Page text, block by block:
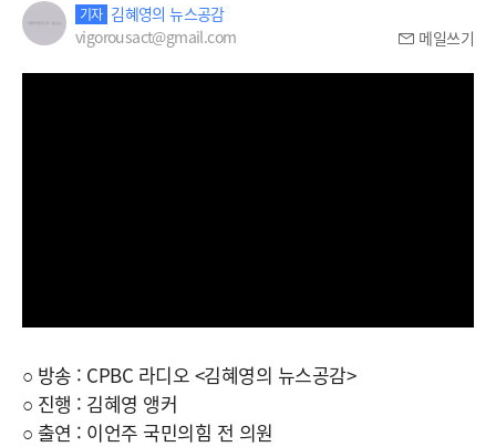
기자 김혜영의 뉴스공감
vigorousact@gmail.com
메일쓰기
○ 방송 : CPBC 라디오 <김혜영의 뉴스공감>
○ 진행 : 김혜영 앵커
○ 출연 : 이언주 국민의힘 전 의원